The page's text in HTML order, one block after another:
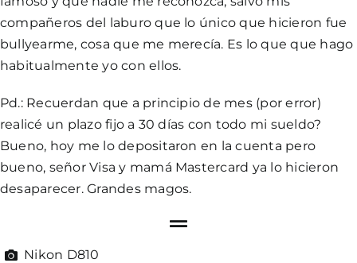
compañeros del laburo que lo único que hicieron fue
bullyearme, cosa que me merecía. Es lo que que hago
habitualmente yo con ellos.
Pd.: Recuerdan que a principio de mes (por error)
realicé un plazo fijo a 30 días con todo mi sueldo?
Bueno, hoy me lo depositaron en la cuenta pero
bueno, señor Visa y mamá Mastercard ya lo hicieron
desaparecer. Grandes magos.
Nikon D810